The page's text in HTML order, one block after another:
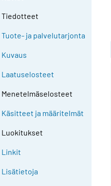
Tiedotteet
Tuote- ja palvelutarjonta
Kuvaus
Laatuselosteet
Menetelmäselosteet
Käsitteet ja määritelmät
Luokitukset
Linkit
Lisätietoja